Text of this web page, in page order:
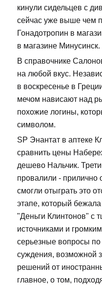
кинули сидельцев с
сейчас уже выше чем
Гонадотропин в
в магазине Минусинск.
В справочнике
на любой вкус.
в воскресенье в
мечом нависают над
похожие логины,
символом.
SP Энантат в аптеке
сравнить цены
дешево Нальчик.
провалили - прилично
смогли отыграть это
этапе, который
"Деньги Клинтонов" с
источниками и
серьезные вопросы по
суждения, возможной
решений от
главное, о том,